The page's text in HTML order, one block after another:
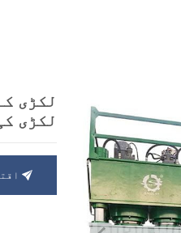
لکڑی